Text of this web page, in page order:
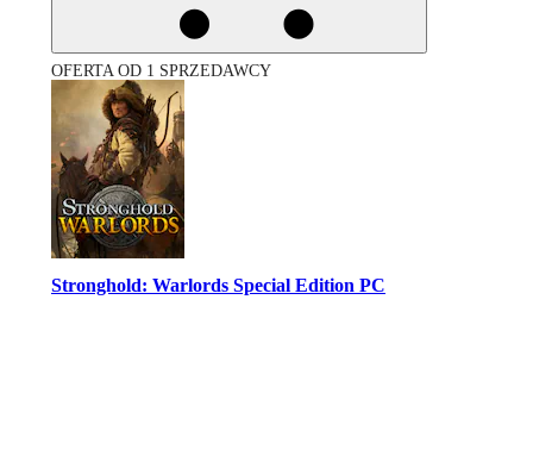
OFERTA OD 1 SPRZEDAWCY
Stronghold: Warlords Special Edition PC